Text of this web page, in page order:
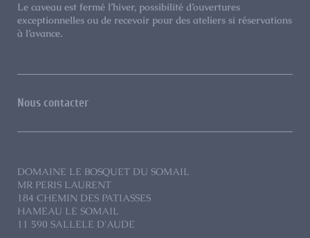
Le caveau est fermé l’hiver, possibilité d’ouvertures
exceptionnelles ou de recevoir pour des ateliers si réservations
à l’avance.
Nous contacter
DOMAINE LE BOSQUET DU SOMAIL
MR PERIS LAURENT
184 CHEMIN DES PATIASSES
HAMEAU LE SOMAIL
11 590 SALLELE D'AUDE